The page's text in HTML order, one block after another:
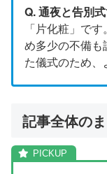
Q. 通夜と告別
「片化粧」で
め多少の不備
た儀式のため、
記事全体の